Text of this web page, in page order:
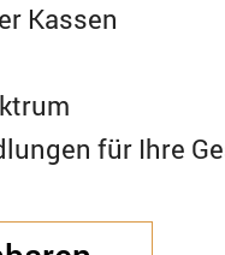
Kassen
für Ihre